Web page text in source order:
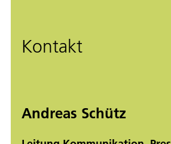
Kontakt
Andreas Schütz